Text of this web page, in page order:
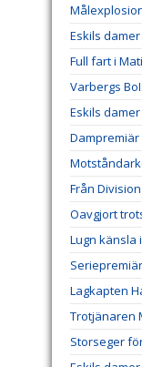
Eskils
Full fart i
Varbergs
Eskils
Dampremiär
Från
Oavgjort
Lugn känsla
Lagkapten
Trotjänaren
Storseger